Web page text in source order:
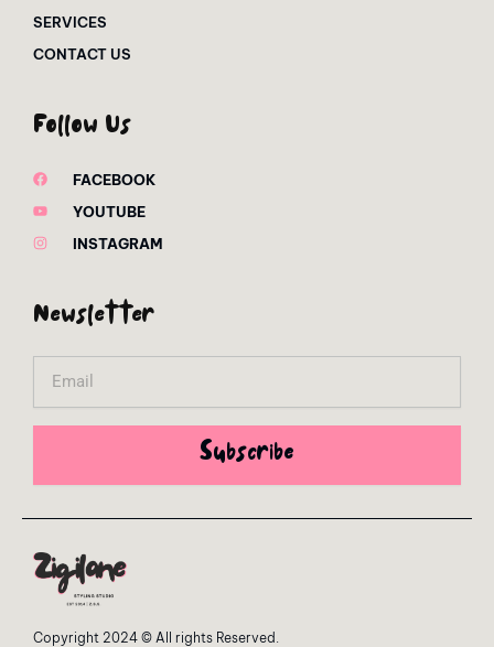
SERVICES
CONTACT US
Follow Us
FACEBOOK
YOUTUBE
INSTAGRAM
Newsletter
Subscribe
Copyright 2024 © All rights Reserved.